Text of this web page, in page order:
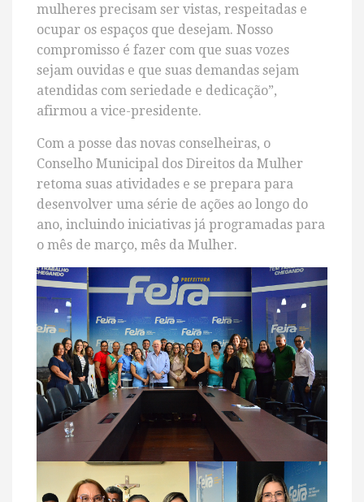
mulheres precisam ser vistas, respeitadas e
ocupar os espaços que desejam. Nosso
compromisso é fazer com que suas vozes
sejam ouvidas e que suas demandas sejam
atendidas com seriedade e dedicação”,
afirmou a vice-presidente.
Com a posse das novas conselheiras, o
Conselho Municipal dos Direitos da Mulher
retoma suas atividades e se prepara para
desenvolver uma série de ações ao longo do
ano, incluindo iniciativas já programadas para
o mês de março, mês da Mulher.